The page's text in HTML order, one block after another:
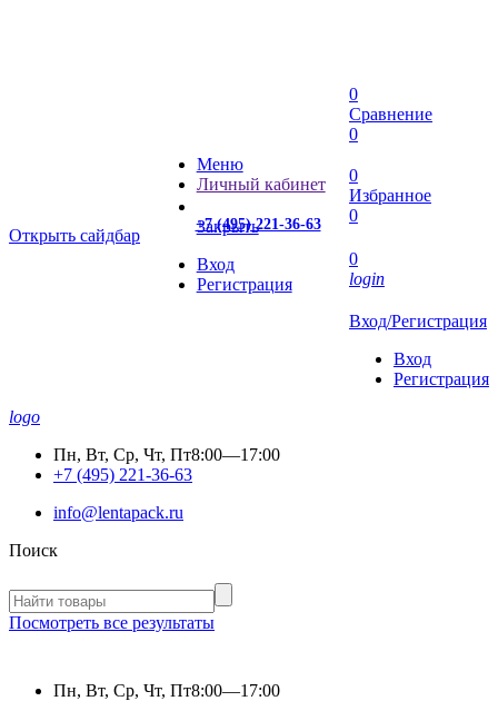
Открыть сайдбар
Меню
Личный кабинет
Закрыть
Вход
Регистрация
0
Сравнение
0
0
Избранное
0
0
+7 (495) 221-36-63
login
Вход/Регистрация
Вход
Регистрация
logo
Пн, Вт, Ср, Чт, Пт8:00—17:00
+7 (495) 221-36-63
info@lentapack.ru
Поиск
Посмотреть все результаты
Пн, Вт, Ср, Чт, Пт8:00—17:00